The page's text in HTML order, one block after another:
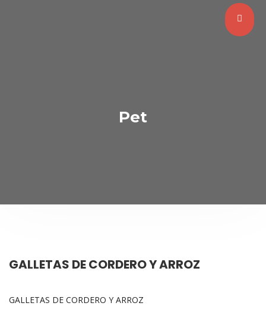
Pet
GALLETAS DE CORDERO Y ARROZ
GALLETAS DE CORDERO Y ARROZ